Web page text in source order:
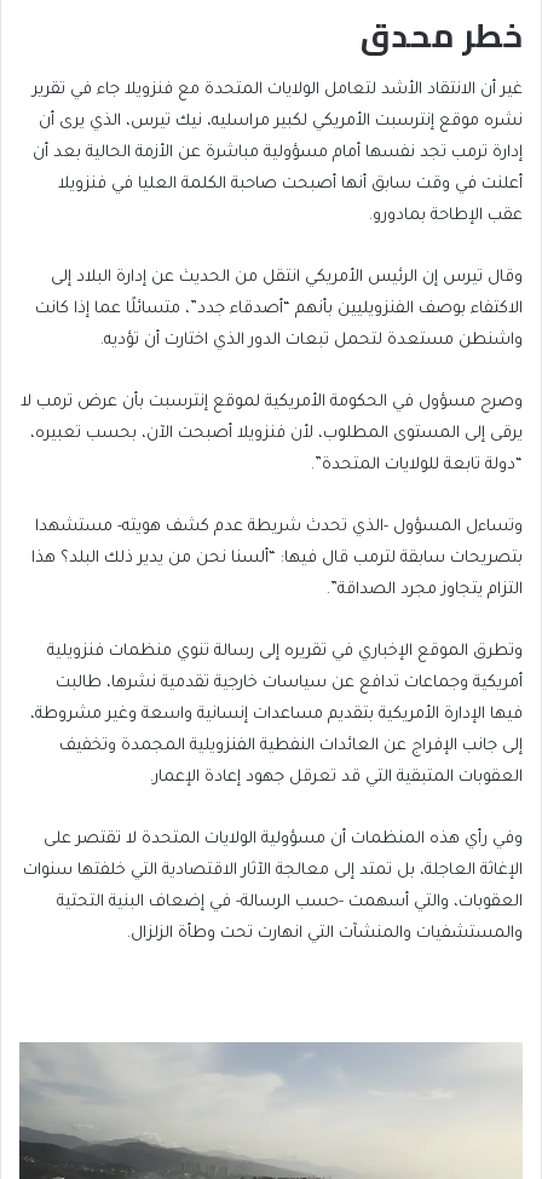
خطر محدق
غير أن الانتقاد الأشد لتعامل الولايات المتحدة مع فنزويلا جاء في تقرير
نشره موقع إنترسبت الأمريكي لكبير مراسليه، نيك تيرس، الذي يرى أن
إدارة ترمب تجد نفسها أمام مسؤولية مباشرة عن الأزمة الحالية بعد أن
أعلنت في وقت سابق أنها أصبحت صاحبة الكلمة العليا في فنزويلا
عقب الإطاحة بمادورو.
وقال تيرس إن الرئيس الأمريكي انتقل من الحديث عن إدارة البلاد إلى
الاكتفاء بوصف الفنزويليين بأنهم “أصدقاء جدد”، متسائلًا عما إذا كانت
واشنطن مستعدة لتحمل تبعات الدور الذي اختارت أن تؤديه.
وصرح مسؤول في الحكومة الأمريكية لموقع إنترسبت بأن عرض ترمب لا
يرقى إلى المستوى المطلوب، لأن فنزويلا أصبحت الآن، بحسب تعبيره،
“دولة تابعة للولايات المتحدة”.
وتساءل المسؤول -الذي تحدث شريطة عدم كشف هويته- مستشهدا
بتصريحات سابقة لترمب قال فيها: “ألسنا نحن من يدير ذلك البلد؟ هذا
التزام يتجاوز مجرد الصداقة”.
وتطرق الموقع الإخباري في تقريره إلى رسالة تنوي منظمات فنزويلية
أمريكية وجماعات تدافع عن سياسات خارجية تقدمية نشرها، طالبت
فيها الإدارة الأمريكية بتقديم مساعدات إنسانية واسعة وغير مشروطة،
إلى جانب الإفراج عن العائدات النفطية الفنزويلية المجمدة وتخفيف
العقوبات المتبقية التي قد تعرقل جهود إعادة الإعمار.
وفي رأي هذه المنظمات أن مسؤولية الولايات المتحدة لا تقتصر على
الإغاثة العاجلة، بل تمتد إلى معالجة الآثار الاقتصادية التي خلفتها سنوات
العقوبات، والتي أسهمت -حسب الرسالة- في إضعاف البنية التحتية
والمستشفيات والمنشآت التي انهارت تحت وطأة الزلزال.